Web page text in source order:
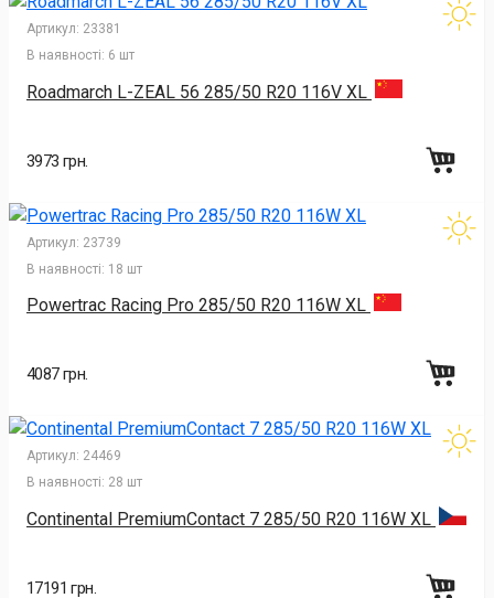
Артикул: 23381
В наявності: 6 шт
Roadmarch L-ZEAL 56 285/50 R20 116V XL
3973 грн.
Артикул: 23739
В наявності: 18 шт
Powertrac Racing Pro 285/50 R20 116W XL
4087 грн.
Артикул: 24469
В наявності: 28 шт
Continental PremiumContact 7 285/50 R20 116W XL
17191 грн.